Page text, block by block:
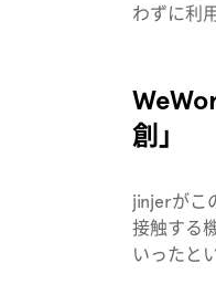
わずに利
創」
jinjerがこ
接触する
いったと